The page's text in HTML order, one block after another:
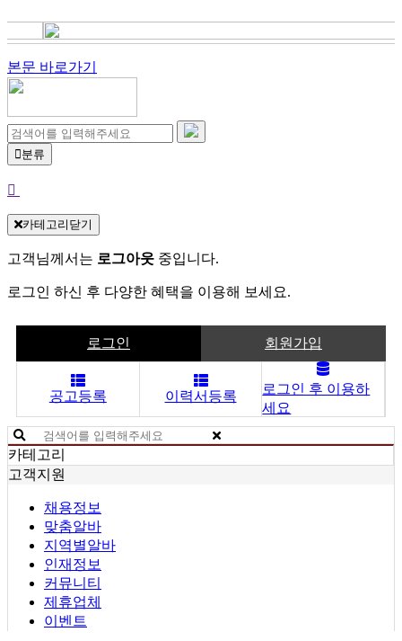
본문 바로가기
분류
카테고리닫기
고객님께서는 로그아웃 중입니다.
로그인 하신 후 다양한 혜택을 이용해 보세요.
로그인 회원가입
공고등록 이력서등록
로그인 후 이용하
세요
카테고리
고객지원
채용정보
맞춤알바
지역별알바
인재정보
커뮤니티
제휴업체
이벤트